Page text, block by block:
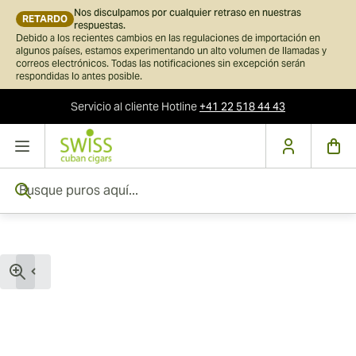
RETARDO
Nos disculpamos por cualquier retraso en nuestras
respuestas.
Debido a los recientes cambios en las regulaciones de importación en
algunos países, estamos experimentando un alto volumen de llamadas y
correos electrónicos. Todas las notificaciones sin excepción serán
respondidas lo antes posible.
Servicio al cliente Hotline+41 22 518 44 43